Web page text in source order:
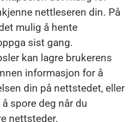
nettleseren din. På
mulig å hente
sist gang.
kan lagre brukerens
informasjon for å
din på nettstedet, eller
spore deg når du
nettsteder.